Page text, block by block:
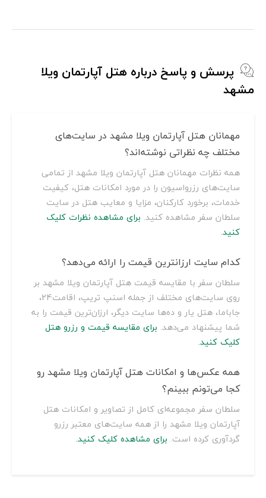
پرسش و پاسخ درباره هتل آپارتمان ویلا
مشهد
مهمانان هتل آپارتمان ویلا مشهد در سایت‌های
مختلف چه نظراتی نوشته‌اند؟
همه نظرات مهمانان هتل آپارتمان ویلا مشهد از تمامی
سایت‌های رزرواسیون را در مورد امکانات هتل، کیفیت
خدمات، برخورد کارکنان، مزایا و معایب هتل در سایت
سلطان سفر مشاهده کنید. برای مشاهده نظرات کلیک
کنید.
کدام سایت ارزانترین قیمت را ارائه می‌دهد؟
سلطان سفر با مقایسه قیمت هتل آپارتمان ویلا مشهد بر
روی سایت‌های مختلف از جمله اسنپ تریپ، اقامت24،
جاباما، هتل یار و ده‌ها سایت دیگر، ارزان‌ترین قیمت را به
شما پیشنهاد می‌دهد. برای مقایسه قیمت و رزرو هتل
کلیک کنید.
همه عکس‌ها و امکانات هتل آپارتمان ویلا مشهد رو
کجا می‌تونم ببینم؟
سلطان سفر مجموعه‌ای کامل از تصاویر و امکانات هتل
آپارتمان ویلا مشهد را از همه سایت‌های معتبر رزرو
گردآوری کرده است. برای مشاهده کلیک کنید.